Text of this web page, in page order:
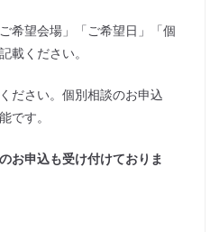
希望会場」「ご希望日」「個
載ください。
ださい。個別相談のお申込
です。
お申込も受け付けておりま